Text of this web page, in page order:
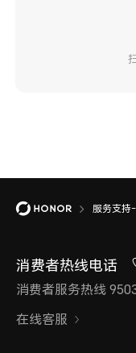
服务支持
消费者热线电话
消费者服务热线
在线客服